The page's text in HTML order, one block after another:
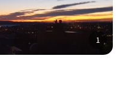
1